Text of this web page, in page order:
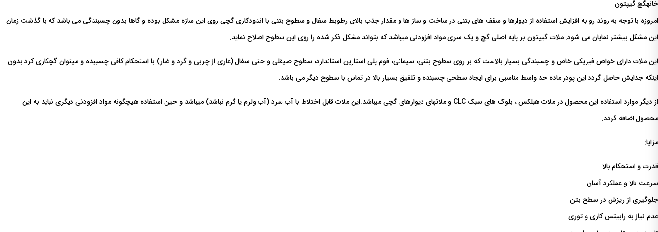
خانهگچ گیپتون
امروزه با توجه به روند رو به افزایش استفاده از دیوارها و سقف های بتنی در ساخت و ساز ها و مقدار جذب بالای رطوبط سفال و سطوح بتنی با اندودکاری گچی روی این سازه مشکل بوده و گاها بدون چسبندگی می باشد که با گذشت زمان
این مشکل بیشتر نمایان می شود. ملات گیپتون بر پایه اصلی گچ و یک سری مواد افزودنی میباشد که بتواند مشکل ذکر شده را روی این سطوح اصلاح نماید.
این ملات دارای خواص فیزیکی خاص و چسبندگی بسیار بالاست که بر روی سطوح بتنی، سیمانی، فوم پلی استارین استاندارد، سطوح صیقلی و حتی سفال (عاری از چربی و گرد و غبار) با استحکام کافی چسبیده و میتوان گچکاری کرد بدون
اینکه جدایش حاصل گردد.این پودر ماده حد واسط مناسبی برای ایجاد سطحی چسبنده و تلفیق بسیار بالا در تماس با سطوح دیگر می باشد.
از دیگر موارد استفاده این محصول در ملات هبلکس ، بلوک های سبک CLC و ملاتهای دیوارهای گچی میباشد.این ملات قابل اختلاط با آب سرد (آب ولرم یا گرم نباشد) میباشد و حین استفاده هیچگونه مواد افزودنی دیگری نباید به این
محصول اضافه گردد.
مزایا:
قدرت و استحکام بالا
سرعت بالا و عملکرد آسان
جلوگیری از ریزش در سطح بتن
عدم نیاز به رابیتس کاری و توری